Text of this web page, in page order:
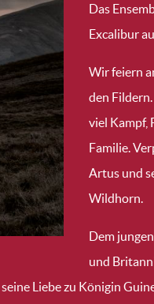
Das
Excalibur
Wir feiern
den
viel Kampf,
Familie.
Artus und
Wildhorn.
Dem
und
Liebe zu Königin